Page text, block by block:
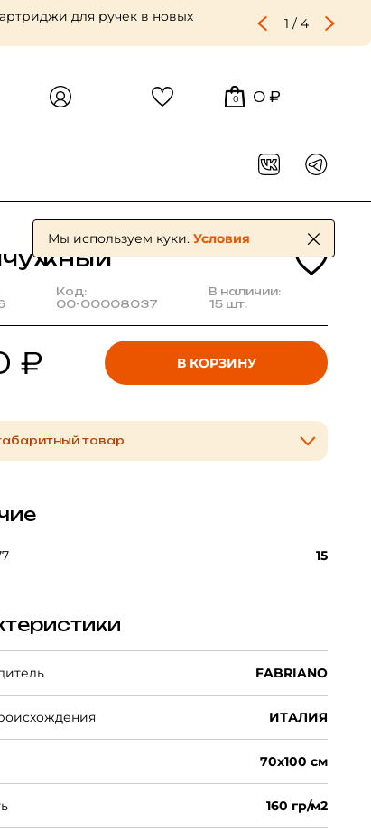
для ручек в новых
1 / 4
0 0 ₽
Код:
00-00008037
В наличии:
15 шт.
₽ В КОРЗИНУ
товар
15
FABRIANO
ИТАЛИЯ
70х100 см
160 гр/м2
Мы используем куки. Условия